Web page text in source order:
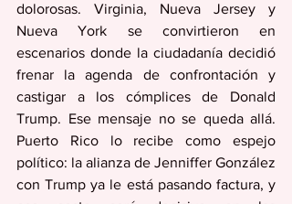
dolorosas. Virginia, Nueva Jersey y
Nueva York se convirtieron en
escenarios donde la ciudadanía decidió
frenar la agenda de confrontación y
castigar a los cómplices de Donald
Trump. Ese mensaje no se queda allá.
Puerto Rico lo recibe como espejo
político: la alianza de Jenniffer González
con Trump ya le está pasando factura, y